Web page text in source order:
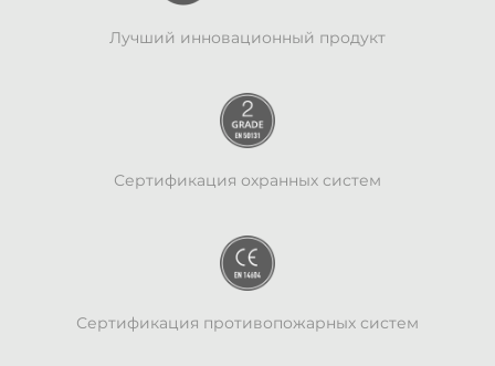
Лучший инновационный продукт
Сертификация охранных систем
Сертификация противопожарных систем